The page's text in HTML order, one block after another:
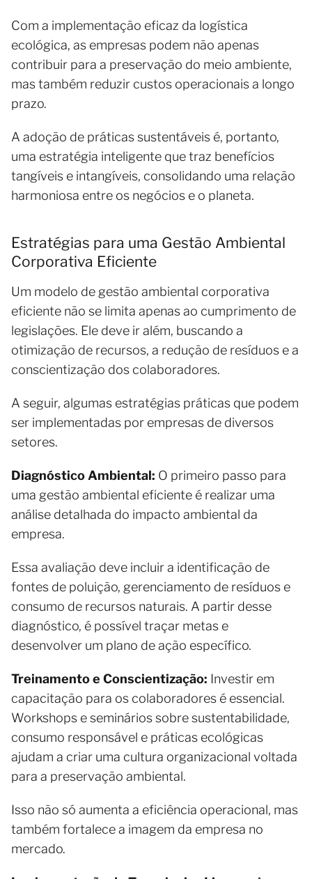
Com a implementação eficaz da logística
ecológica, as empresas podem não apenas
contribuir para a preservação do meio ambiente,
mas também reduzir custos operacionais a longo
prazo.
A adoção de práticas sustentáveis é, portanto,
uma estratégia inteligente que traz benefícios
tangíveis e intangíveis, consolidando uma relação
harmoniosa entre os negócios e o planeta.
Estratégias para uma Gestão Ambiental
Corporativa Eficiente
Um modelo de gestão ambiental corporativa
eficiente não se limita apenas ao cumprimento de
legislações. Ele deve ir além, buscando a
otimização de recursos, a redução de resíduos e a
conscientização dos colaboradores.
A seguir, algumas estratégias práticas que podem
ser implementadas por empresas de diversos
setores.
Diagnóstico Ambiental: O primeiro passo para
uma gestão ambiental eficiente é realizar uma
análise detalhada do impacto ambiental da
empresa.
Essa avaliação deve incluir a identificação de
fontes de poluição, gerenciamento de resíduos e
consumo de recursos naturais. A partir desse
diagnóstico, é possível traçar metas e
desenvolver um plano de ação específico.
Treinamento e Conscientização: Investir em
capacitação para os colaboradores é essencial.
Workshops e seminários sobre sustentabilidade,
consumo responsável e práticas ecológicas
ajudam a criar uma cultura organizacional voltada
para a preservação ambiental.
Isso não só aumenta a eficiência operacional, mas
também fortalece a imagem da empresa no
mercado.